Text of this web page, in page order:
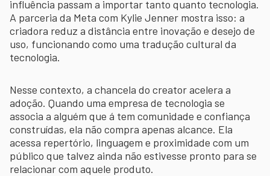
influência passam a importar tanto quanto tecnologia.
A parceria da Meta com Kylie Jenner mostra isso: a
criadora reduz a distância entre inovação e desejo de
uso, funcionando como uma tradução cultural da
tecnologia.
Nesse contexto, a chancela do creator acelera a
adoção. Quando uma empresa de tecnologia se
associa a alguém que á tem comunidade e confiança
construídas, ela não compra apenas alcance. Ela
acessa repertório, linguagem e proximidade com um
público que talvez ainda não estivesse pronto para se
relacionar com aquele produto.